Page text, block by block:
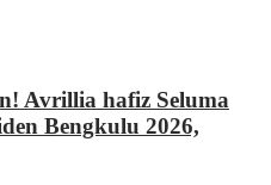
Avrillia hafiz Seluma
Bengkulu 2026,